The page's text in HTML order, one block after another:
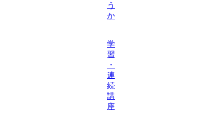
う
か
学
習
・
連
続
講
座